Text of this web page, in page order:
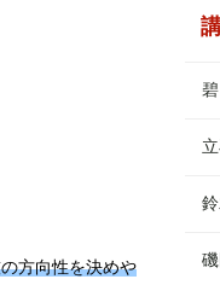
方向性を決めや
碧